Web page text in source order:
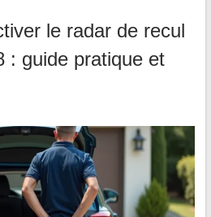
le radar de recul
: guide pratique et